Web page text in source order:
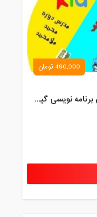
490,000 تومان
دوره آموزش آنلاین مقدماتی برنامه نویسی گیم میکر کودک و نوجوان (برای نهمین بار) کودک تک